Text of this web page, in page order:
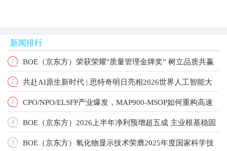
新闻排行
1 BOE（京东方）荣获荣耀"质量管理金牌奖” 树立品质共赢
产业新标杆
2 共赴AI原生新时代 | 思特奇明日亮相2026世界人工智能大
会！
3 CPO/NPO/ELSFP产业爆发，MAP900-MSOP如何重构高速
光测标准？
4 BOE（京东方）2026上半年净利预增超五成 主业根基稳固
增长动能强劲
5 BOE（京东方）氧化物显示技术荣膺2025年度国家科学技